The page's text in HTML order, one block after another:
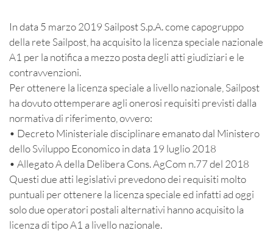
In data 5 marzo 2019 Sailpost S.p.A. come capogruppo
della rete Sailpost, ha acquisito la licenza speciale nazionale
A1 per la notifica a mezzo posta degli atti giudiziari e le
contravvenzioni.
Per ottenere la licenza speciale a livello nazionale, Sailpost
ha dovuto ottemperare agli onerosi requisiti previsti dalla
normativa di riferimento, ovvero:
• Decreto Ministeriale disciplinare emanato dal Ministero
dello Sviluppo Economico in data 19 luglio 2018
• Allegato A della Delibera Cons. AgCom n.77 del 2018
Questi due atti legislativi prevedono dei requisiti molto
puntuali per ottenere la licenza speciale ed infatti ad oggi
solo due operatori postali alternativi hanno acquisito la
licenza di tipo A1 a livello nazionale.